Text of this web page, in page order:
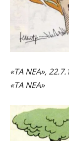
«ΤΑ ΝΕΑ»,
«ΤΑ ΝΕΑ»